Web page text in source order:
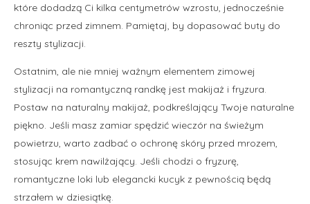
które dodadzą Ci kilka centymetrów wzrostu, jednocześnie
chroniąc przed zimnem. Pamiętaj, by dopasować buty do
reszty stylizacji.
Ostatnim, ale nie mniej ważnym elementem zimowej
stylizacji na romantyczną randkę jest makijaż i fryzura.
Postaw na naturalny makijaż, podkreślający Twoje naturalne
piękno. Jeśli masz zamiar spędzić wieczór na świeżym
powietrzu, warto zadbać o ochronę skóry przed mrozem,
stosując krem nawilżający. Jeśli chodzi o fryzurę,
romantyczne loki lub elegancki kucyk z pewnością będą
strzałem w dziesiątkę.